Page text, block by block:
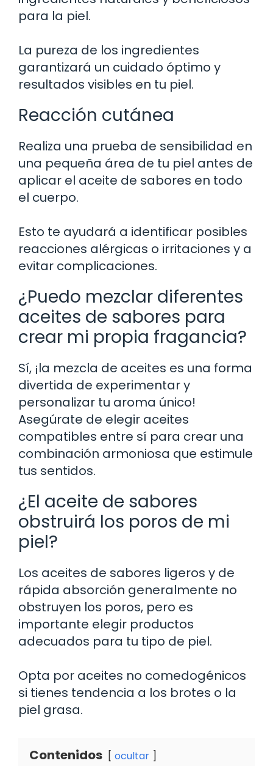
para la piel.
La pureza de los ingredientes
garantizará un cuidado óptimo y
resultados visibles en tu piel.
Reacción cutánea
Realiza una prueba de sensibilidad en
una pequeña área de tu piel antes de
aplicar el aceite de sabores en todo
el cuerpo.
Esto te ayudará a identificar posibles
reacciones alérgicas o irritaciones y a
evitar complicaciones.
¿Puedo mezclar diferentes
aceites de sabores para
crear mi propia fragancia?
Sí, ¡la mezcla de aceites es una forma
divertida de experimentar y
personalizar tu aroma único!
Asegúrate de elegir aceites
compatibles entre sí para crear una
combinación armoniosa que estimule
tus sentidos.
¿El aceite de sabores
obstruirá los poros de mi
piel?
Los aceites de sabores ligeros y de
rápida absorción generalmente no
obstruyen los poros, pero es
importante elegir productos
adecuados para tu tipo de piel.
Opta por aceites no comedogénicos
si tienes tendencia a los brotes o la
piel grasa.
Contenidos ocultar